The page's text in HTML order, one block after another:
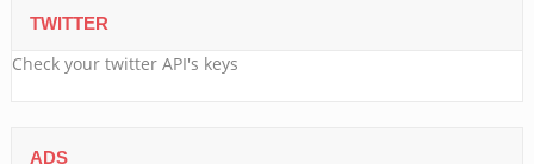
TWITTER
Check your twitter API's keys
ADS